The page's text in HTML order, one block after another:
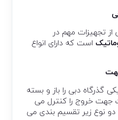
از تجهیزات مهم در
است که دارای انواع
گذرگاه دبی را باز و بسته
جهت خروج را کنترل می
دو نوع زیر تقسیم بندی می